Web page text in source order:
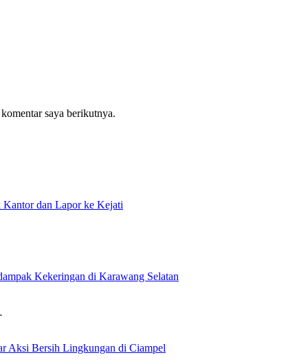
saya berikutnya.
dan Lapor ke Kejati
Kekeringan di Karawang Selatan
Aksi Bersih Lingkungan di Ciampel